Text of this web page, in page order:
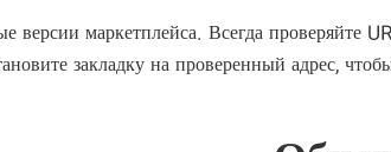
маркетплейса. Всегда проверяйте
закладку на проверенный адрес,